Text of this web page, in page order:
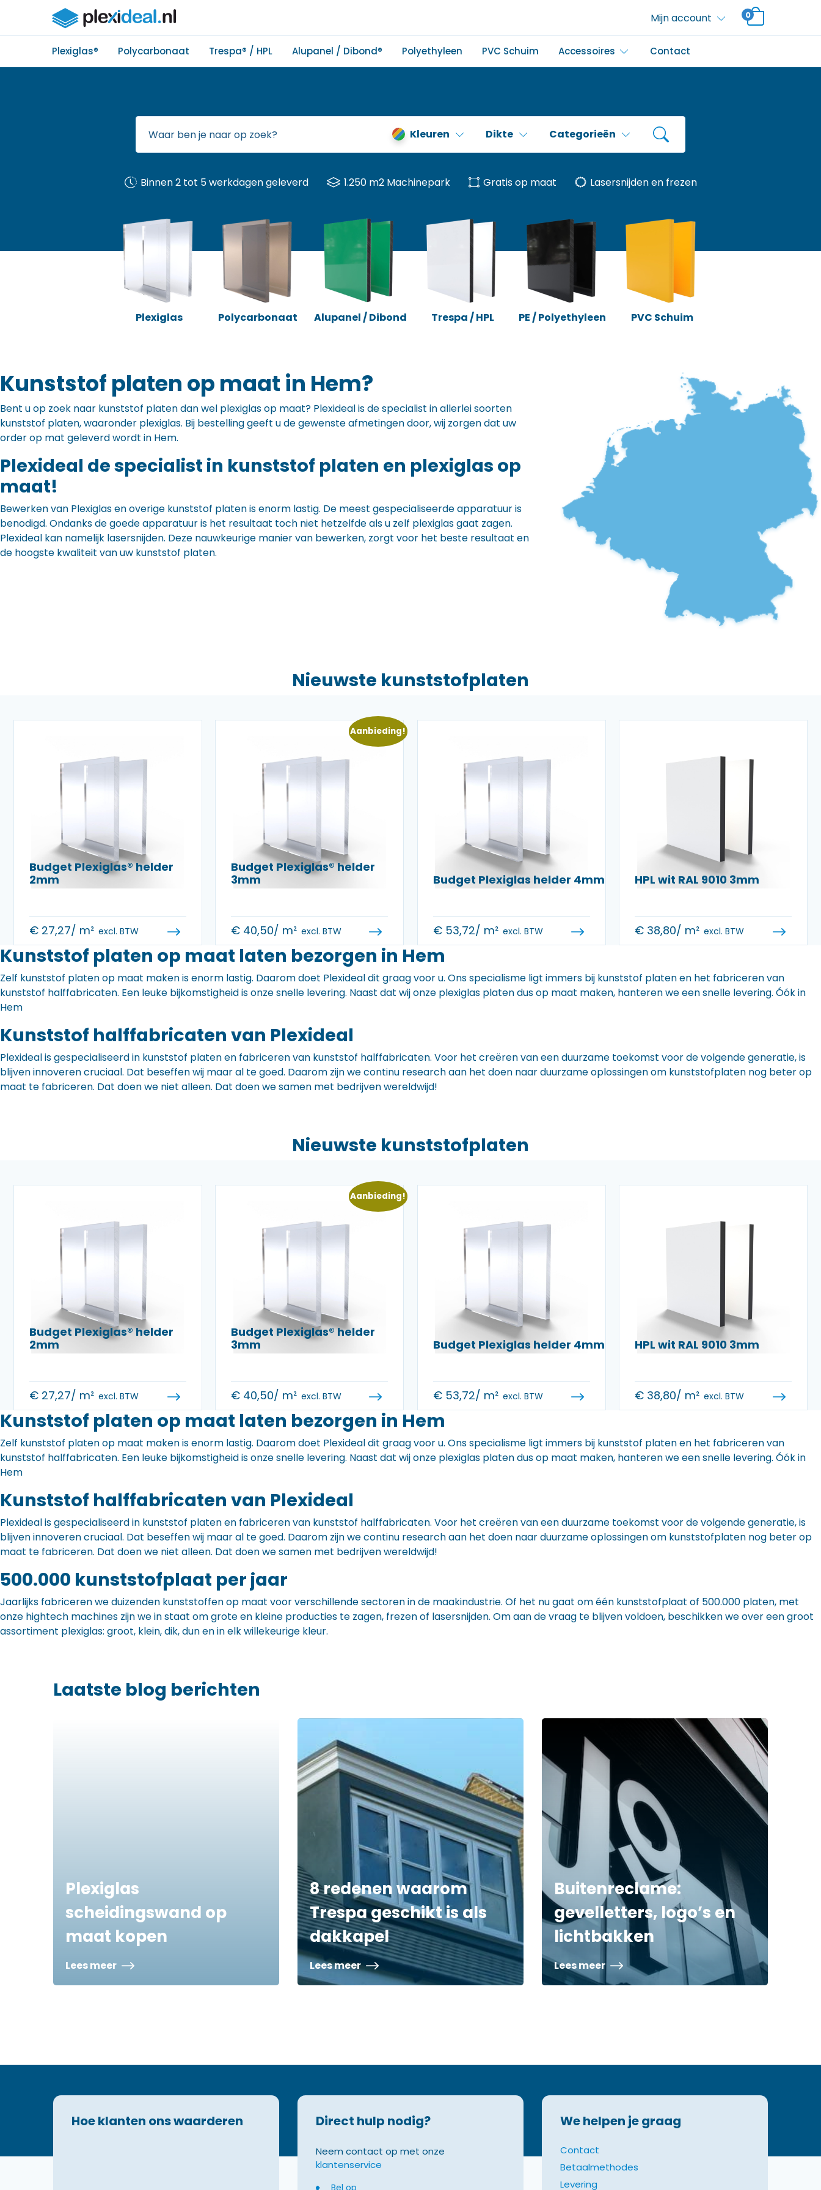
Mijn account 0
Plexiglas® Polycarbonaat Trespa® / HPL Alupanel / Dibond® Polyethyleen PVC Schuim Accessoires Contact
Kleuren Dikte Categorieën
Binnen 2 tot 5 werkdagen geleverd 1.250 m2 Machinepark Gratis op maat Lasersnijden en frezen
Plexiglas Polycarbonaat Alupanel / Dibond Trespa / HPL PE / Polyethyleen PVC Schuim
Kunststof platen op maat in Hem?
Bent u op zoek naar kunststof platen dan wel plexiglas op maat? Plexideal is de specialist in allerlei soorten
kunststof platen, waaronder plexiglas. Bij bestelling geeft u de gewenste afmetingen door, wij zorgen dat uw
order op mat geleverd wordt in Hem.
Plexideal de specialist in kunststof platen en plexiglas op
maat!
Bewerken van Plexiglas en overige kunststof platen is enorm lastig. De meest gespecialiseerde apparatuur is
benodigd. Ondanks de goede apparatuur is het resultaat toch niet hetzelfde als u zelf plexiglas gaat zagen.
Plexideal kan namelijk lasersnijden. Deze nauwkeurige manier van bewerken, zorgt voor het beste resultaat en
de hoogste kwaliteit van uw kunststof platen.
Nieuwste kunststofplaten
Budget Plexiglas® helder
2mm
€27,27/ m² excl. BTW
Aanbieding!
Budget Plexiglas® helder
3mm
€ 40,50/ m² excl. BTW
Budget Plexiglas helder 4mm
€53,72/ m² excl. BTW
HPL wit RAL 9010 3mm
€ 38,80/ m² excl. BTW
Kunststof platen op maat laten bezorgen in Hem
Zelf kunststof platen op maat maken is enorm lastig. Daarom doet Plexideal dit graag voor u. Ons specialisme ligt immers bij kunststof platen en het fabriceren van
kunststof halffabricaten. Een leuke bijkomstigheid is onze snelle levering. Naast dat wij onze plexiglas platen dus op maat maken, hanteren we een snelle levering. Óók in
Hem
Kunststof halffabricaten van Plexideal
Plexideal is gespecialiseerd in kunststof platen en fabriceren van kunststof halffabricaten. Voor het creëren van een duurzame toekomst voor de volgende generatie, is
blijven innoveren cruciaal. Dat beseffen wij maar al te goed. Daarom zijn we continu research aan het doen naar duurzame oplossingen om kunststofplaten nog beter op
maat te fabriceren. Dat doen we niet alleen. Dat doen we samen met bedrijven wereldwijd!
Nieuwste kunststofplaten
Budget Plexiglas® helder
2mm
€27,27/ m² excl. BTW
Aanbieding!
Budget Plexiglas® helder
3mm
€ 40,50/ m² excl. BTW
Budget Plexiglas helder 4mm
€53,72/ m² excl. BTW
HPL wit RAL 9010 3mm
€ 38,80/ m² excl. BTW
Kunststof platen op maat laten bezorgen in Hem
Zelf kunststof platen op maat maken is enorm lastig. Daarom doet Plexideal dit graag voor u. Ons specialisme ligt immers bij kunststof platen en het fabriceren van
kunststof halffabricaten. Een leuke bijkomstigheid is onze snelle levering. Naast dat wij onze plexiglas platen dus op maat maken, hanteren we een snelle levering. Óók in
Hem
Kunststof halffabricaten van Plexideal
Plexideal is gespecialiseerd in kunststof platen en fabriceren van kunststof halffabricaten. Voor het creëren van een duurzame toekomst voor de volgende generatie, is
blijven innoveren cruciaal. Dat beseffen wij maar al te goed. Daarom zijn we continu research aan het doen naar duurzame oplossingen om kunststofplaten nog beter op
maat te fabriceren. Dat doen we niet alleen. Dat doen we samen met bedrijven wereldwijd!
500.000 kunststofplaat per jaar
Jaarlijks fabriceren we duizenden kunststoffen op maat voor verschillende sectoren in de maakindustrie. Of het nu gaat om één kunststofplaat of 500.000 platen, met
onze hightech machines zijn we in staat om grote en kleine producties te zagen, frezen of lasersnijden. Om aan de vraag te blijven voldoen, beschikken we over een groot
assortiment plexiglas: groot, klein, dik, dun en in elk willekeurige kleur.
Laatste blog berichten
Plexiglas
scheidingswand op
maat kopen
Lees meer
8 redenen waarom
Trespa geschikt is als
dakkapel
Lees meer
Buitenreclame:
gevelletters, logo’s en
lichtbakken
Lees meer
Hoe klanten ons waarderen Direct hulp nodig?
Neem contact op met onze
klantenservice
Bel op
We helpen je graag
Contact
Betaalmethodes
Levering